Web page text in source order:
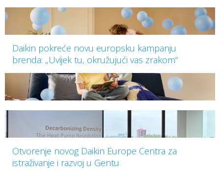
Daikin pokreće novu europsku kampanju
brenda: „Uvijek tu, okružujući vas zrakom“
Otvorenje novog Daikin Europe Centra za
istraživanje i razvoj u Gentu